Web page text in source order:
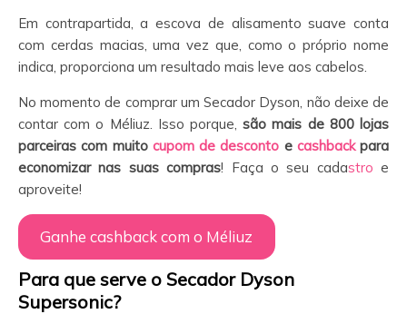
Em contrapartida, a escova de alisamento suave conta
com cerdas macias, uma vez que, como o próprio nome
indica, proporciona um resultado mais leve aos cabelos.
No momento de comprar um Secador Dyson, não deixe de
contar com o Méliuz. Isso porque,são mais de 800 lojas
parceiras com muito cupom de desconto e cashbackpara
economizar nas suas compras! Faça o seu cadastro e
aproveite!
Ganhe cashback com o Méliuz
Para que serve o Secador Dyson
Supersonic?